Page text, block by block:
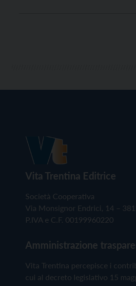
Vita Trentina Editrice
Società Cooperativa
Via Monsignor Endrici, 14 –
P.IVA e C.F. 00199960220
Amministrazione
Vita Trentina percepisce i
cui al decreto legislativo 15